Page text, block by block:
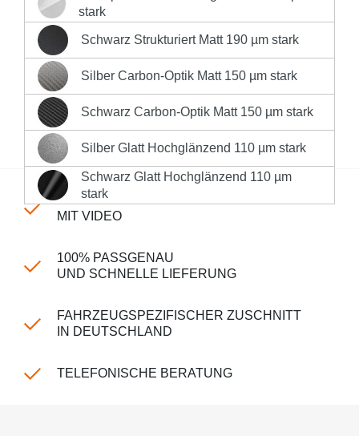
stark
Transparent Glatt Hochglänzend 240 µm stark
Schwarz Strukturiert Matt 190 µm stark
Schwarz Strukturiert Matt 190 µm stark
Silber Carbon-Optik Matt 150 µm stark
Silber Carbon-Optik Matt 150 µm stark
Schwarz Carbon-Optik Matt 150 µm stark
Schwarz Carbon-Optik Matt 150 µm stark
Silber Glatt Hochglänzend 110 µm stark
Silber Glatt Hochglänzend 110 µm stark
Schwarz Glatt Hochglänzend 110 µm
stark
Schwarz Glatt Hochglänzend 110 µm stark
IN DEN WARENKORB
Sofort versandfertig, Lieferzeit 1-3 Werktage innerhalb
Deutschlands **
Produktnummer:
EINFACHE MONTAGE
MIT VIDEO
100% PASSGENAU
UND SCHNELLE LIEFERUNG
FAHRZEUGSPEZIFISCHER ZUSCHNITT
IN DEUTSCHLAND
TELEFONISCHE BERATUNG